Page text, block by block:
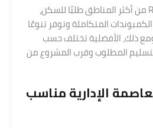
تعتبر مناطق مثل R7 وR8 من أكثر المناطق طلبًا للسكن،
المتكاملة وتوفر تنوعًا
ذلك، الأفضلية تختلف حسب
المطلوب وقرب المشروع من
الإدارية مناسب